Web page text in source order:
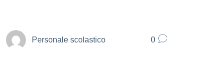
Personale scolastico 0